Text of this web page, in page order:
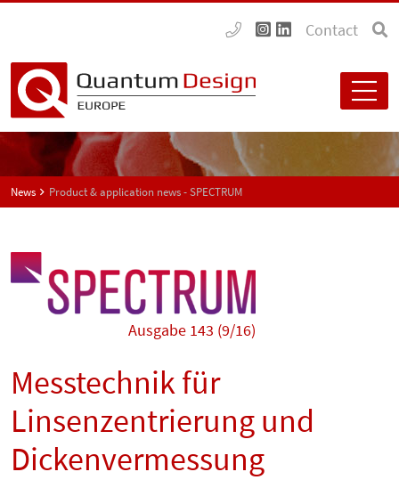
Contact
News Product & application news - SPECTRUM
Ausgabe 143 (9/16)
Messtechnik für
Linsenzentrierung und
Dickenvermessung